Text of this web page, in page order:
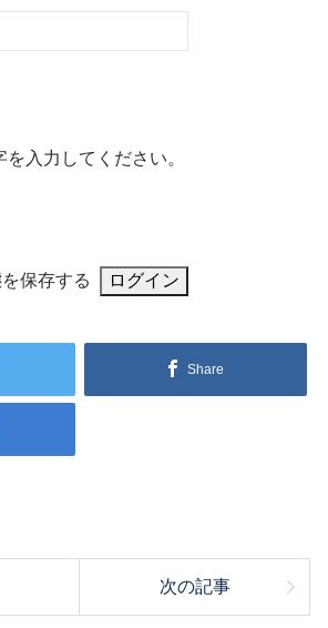
を入力してください。
保存する
Share
次の記事